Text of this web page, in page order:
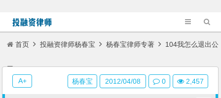
首页 投融资律师杨春宝 杨春宝律师专著 104我怎么退出公
司
杨春宝 2012/04/08 0 2,457
A+